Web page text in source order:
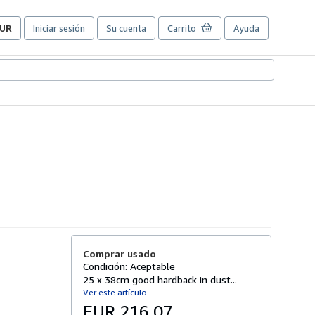
Iniciar sesión Su cuenta Carrito Ayuda
Comprar usado
Condición: Aceptable
25 x 38cm good hardback in dust...
Ver este artículo